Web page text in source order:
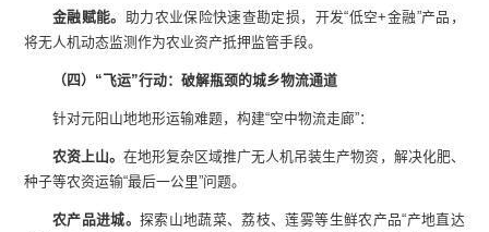
金融赋能。 助力农业保险快速查勘定损，开发“低空+金融”产品，
将无人机动态监测作为农业资产抵押监管手段。
（四）“飞运”行动：破解瓶颈的城乡物流通道
针对元阳山地地形运输难题，构建“空中物流走廊”：
农资上山。在地形复杂区域推广无人机吊装生产物资，解决化肥、
种子等农资运输“最后一公里”问题。
农产品进城。探索山地蔬菜、荔枝、莲雾等生鲜农产品“产地直达